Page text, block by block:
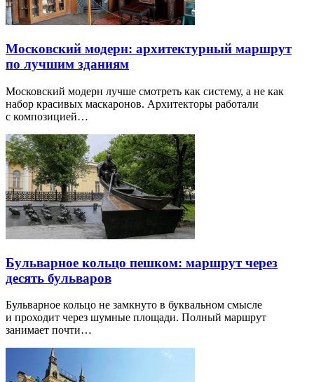
Московский модерн: архитектурный маршрут
по лучшим зданиям
Московский модерн лучше смотреть как систему, а не как
набор красивых маскаронов. Архитекторы работали
с композицией…
Бульварное кольцо пешком: маршрут через
десять бульваров
Бульварное кольцо не замкнуто в буквальном смысле
и проходит через шумные площади. Полный маршрут
занимает почти…